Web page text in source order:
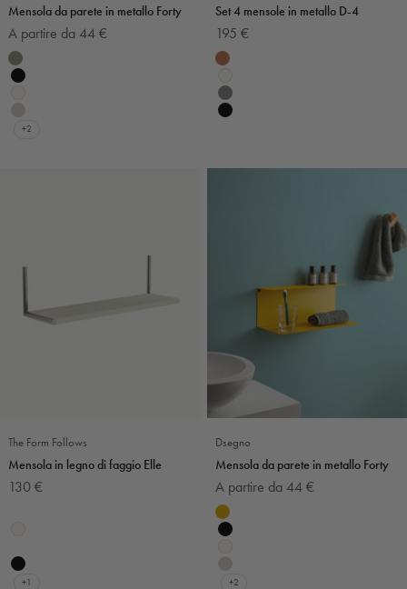
Mensola da parete in metallo Forty
Prezzo scontato
A partire da 44 €
Colore
Verde salvia
Nero
+2
Set 4 mensole in metallo D-4
Prezzo scontato
195 €
Colore
Terracotta
Bianco
Grigio scuro
Nero
The Form Follows
Mensola in legno di faggio Elle
Prezzo scontato
130 €
Bianco e blu
Nero
+1
Dsegno
Mensola da parete in metallo Forty
Prezzo scontato
A partire da 44 €
Colore
Senape
Nero
+2